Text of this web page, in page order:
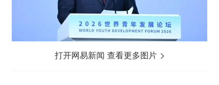
打开网易新闻 查看更多图片